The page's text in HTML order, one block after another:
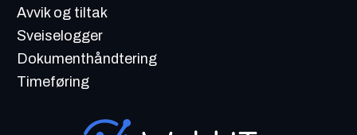
Avvik og tiltak
Sveiselogger
Dokumenthåndtering
Timeføring